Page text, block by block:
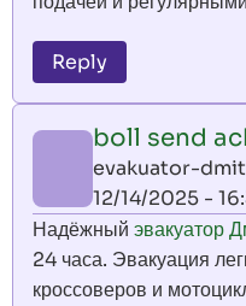
Reply
boll send
evakuator-
12/14/2025 -
Надёжный эвакуатор
24 часа. Эвакуация
кроссоверов и